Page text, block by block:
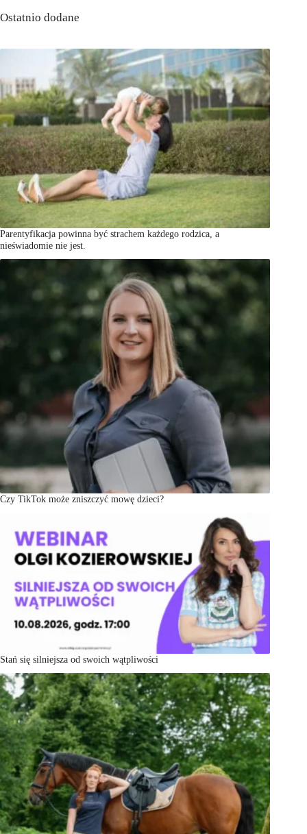
Ostatnio dodane
Parentyfikacja powinna być strachem każdego rodzica, a
nieświadomie nie jest.
Czy TikTok może zniszczyć mowę dzieci?
Stań się silniejsza od swoich wątpliwości